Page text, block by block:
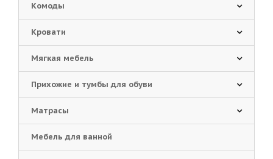
Комоды
Кровати
Мягкая мебель
Прихожие и тумбы для обуви
Матрасы
Мебель для ванной